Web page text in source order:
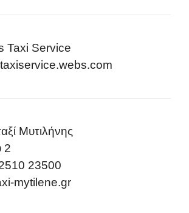
Taxi Service
Μυτιλήνης
2
23500
mytilene.gr